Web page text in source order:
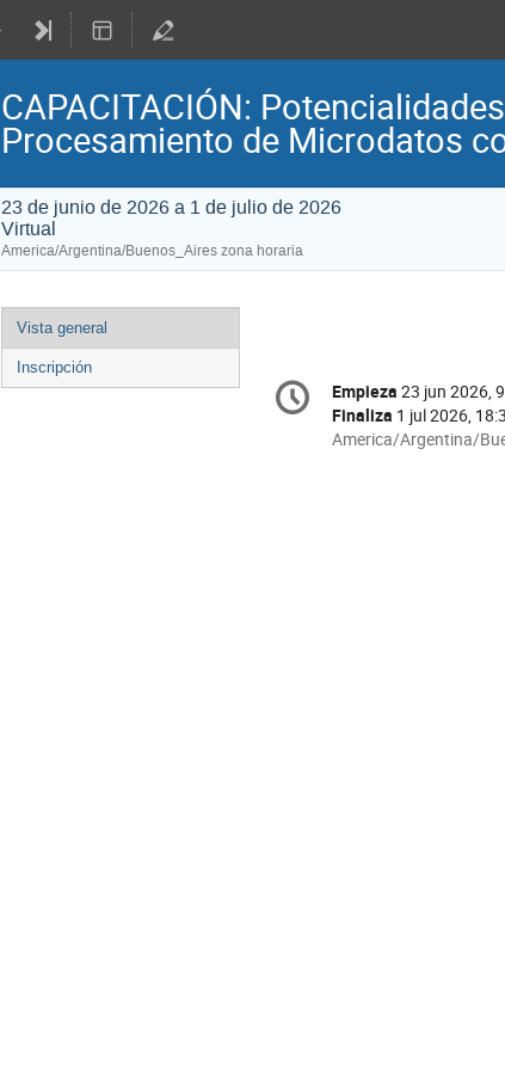
CAPACITACIÓN:
Procesamiento de Microdatos
23 de junio de 2026 a 1 de julio de 2026
Virtual
America/Argentina/Buenos_Aires zona horaria
Event
menu
Vista general
Inscripción
Conference
information
Fecha/Hora
Empieza 23 jun 2026,
Finaliza 1 jul 2026,
All
America/Argentina/